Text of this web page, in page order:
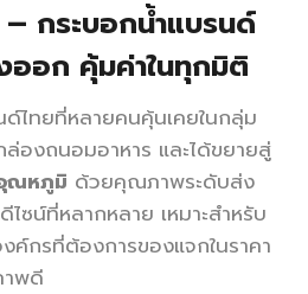
กระบอกน้ำแบรนด์
ออก คุ้มค่าในทุกมิติ
ไทยที่หลายคนคุ้นเคยในกลุ่ม
ล่องถนอมอาหาร และได้ขยายสู่
ณหภูมิ ด้วยคุณภาพระดับส่ง
ไซน์ที่หลากหลาย เหมาะสำหรับ
ค์กรที่ต้องการของแจกในราคา
พดี